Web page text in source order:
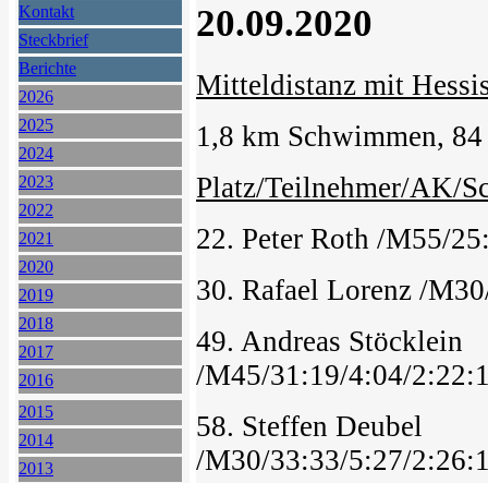
Kontakt
Steckbrief
Berichte
2026
2025
2024
2023
2022
2021
2020
2019
2018
2017
2016
2015
2014
2013
20.09.2020
Mitteldistanz mit
1,8 km Schwimmen,
Platz/Teilnehmer/AK/
22. Peter Roth /M55/
30. Rafael Lorenz /
49. Andreas Stöcklein
/M45/31:19/4:04/
58. Steffen Deubel
/M30/33:33/5:27/